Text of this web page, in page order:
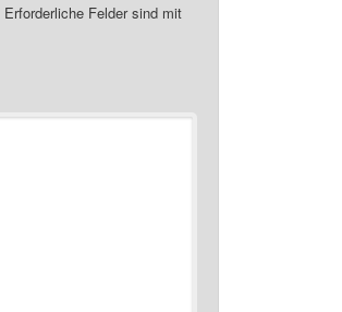
Erforderliche Felder sind mit